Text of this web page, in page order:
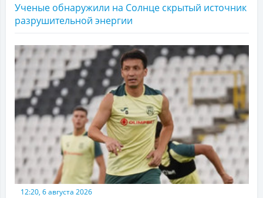
Ученые обнаружили на Солнце скрытый источник
разрушительной энергии
12:20, 6 августа 2026